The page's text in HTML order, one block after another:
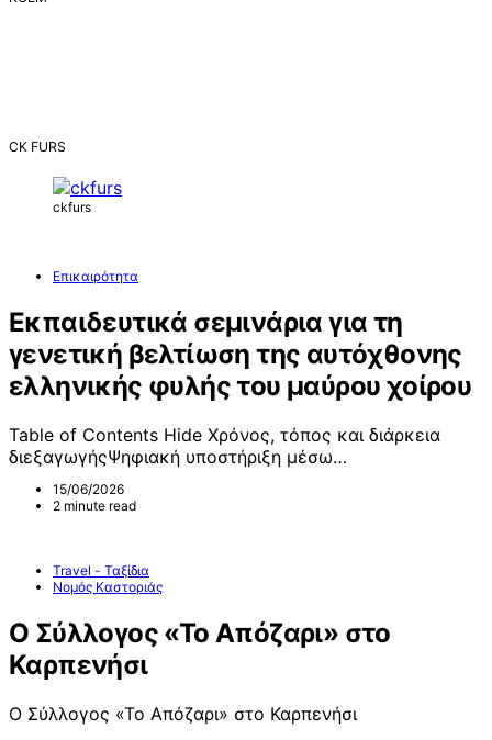
CK FURS
ckfurs
Επικαιρότητα
Εκπαιδευτικά σεμινάρια για τη
γενετική βελτίωση της αυτόχθονης
ελληνικής φυλής του μαύρου χοίρου
Table of Contents Hide Χρόνος, τόπος και διάρκεια
διεξαγωγήςΨηφιακή υποστήριξη μέσω…
15/06/2026
2 minute read
Travel - Ταξίδια
Νομός Καστοριάς
Ο Σύλλογος «Το Απόζαρι» στο
Καρπενήσι
Ο Σύλλογος «Το Απόζαρι» στο Καρπενήσι